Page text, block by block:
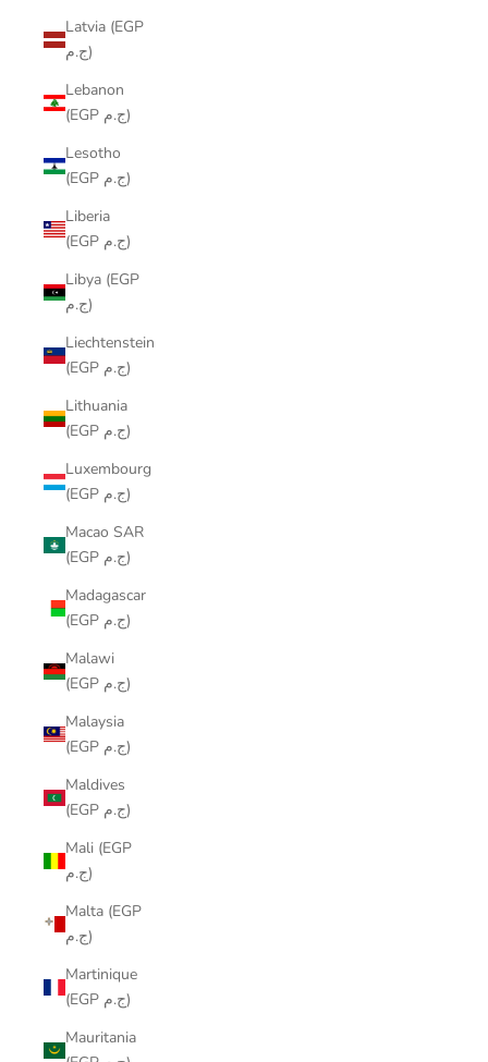
Latvia (EGP
ج.م)
Lebanon
(EGP ج.م)
Lesotho
(EGP ج.م)
Liberia
(EGP ج.م)
Libya (EGP
ج.م)
Liechtenstein
(EGP ج.م)
Lithuania
(EGP ج.م)
Luxembourg
(EGP ج.م)
Macao SAR
(EGP ج.م)
Madagascar
(EGP ج.م)
Malawi
(EGP ج.م)
Malaysia
(EGP ج.م)
Maldives
(EGP ج.م)
Mali (EGP
ج.م)
Malta (EGP
ج.م)
Martinique
(EGP ج.م)
Mauritania